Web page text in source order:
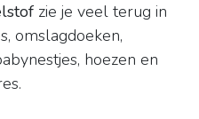
zie je veel terug in
omslagdoeken,
hoezen en